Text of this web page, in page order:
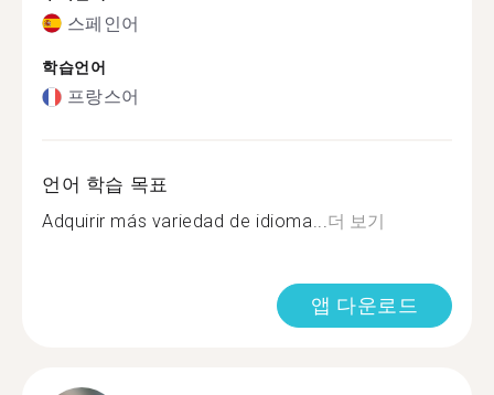
스페인어
학습언어
프랑스어
언어 학습 목표
Adquirir más variedad de idioma...더 보기
앱 다운로드